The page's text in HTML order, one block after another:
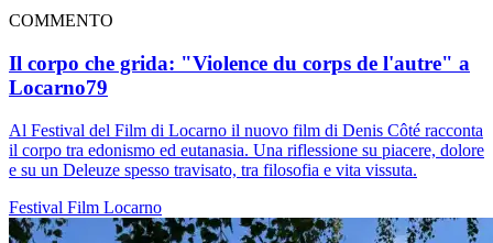
COMMENTO
Il corpo che grida: "Violence du corps de l'autre" a
Locarno79
Al Festival del Film di Locarno il nuovo film di Denis Côté racconta
il corpo tra edonismo ed eutanasia. Una riflessione su piacere, dolore
e su un Deleuze spesso travisato, tra filosofia e vita vissuta.
Festival Film Locarno